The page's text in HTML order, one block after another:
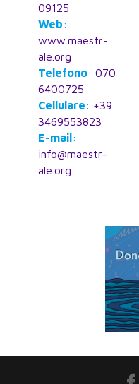
09125
Web:
www.maestr-
ale.org
Telefono: 070
6400725
Cellulare: +39
3469553823
E-mail:
info@maestr-
ale.org